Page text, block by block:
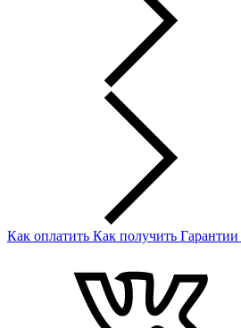
Как оплатить Как получить Гарантии